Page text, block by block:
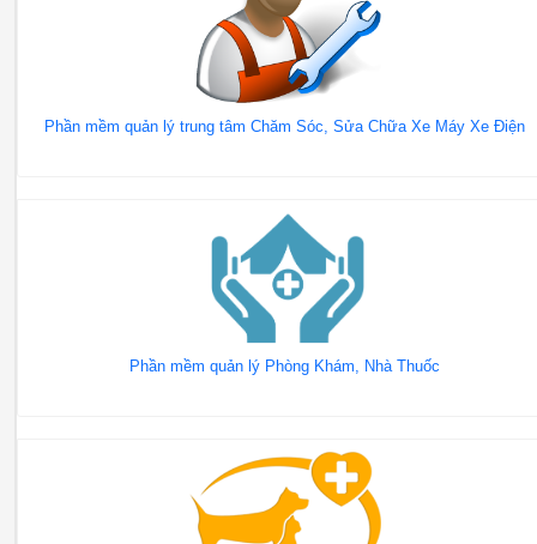
Phần mềm quản lý trung tâm Chăm Sóc, Sửa Chữa Xe Máy Xe Điện
Phần mềm quản lý Phòng Khám, Nhà Thuốc